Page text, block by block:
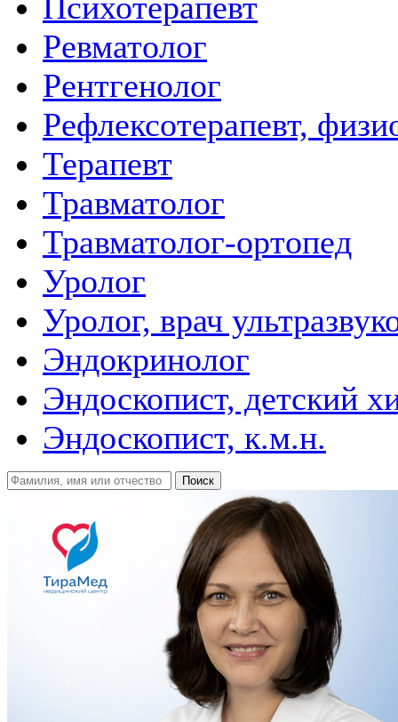
Ревматолог
Рентгенолог
Рефлексотерапевт,
Терапевт
Травматолог
Травматолог-ортопед
Уролог
Уролог, врач
Эндокринолог
Эндоскопист, детский
Эндоскопист, к.м.н.
Поиск